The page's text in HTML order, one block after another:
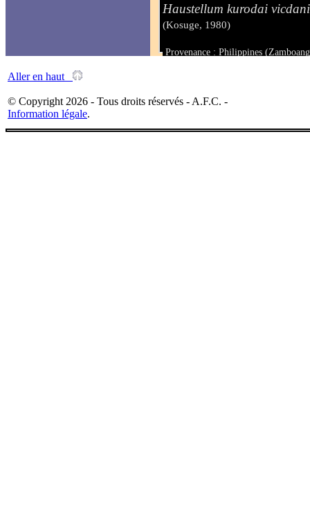
Haustellum kurodai vicdani
(Kosuge, 1980)
Provenance : Philippines
Aller en haut
© Copyright 2026 - Tous droits réservés - A.F.C. -
Information légale.